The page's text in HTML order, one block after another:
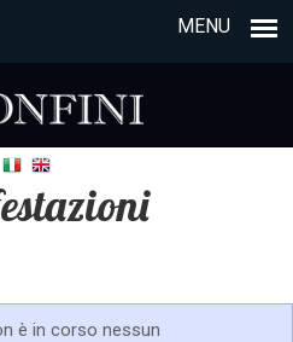
MENU
è in corso nessun